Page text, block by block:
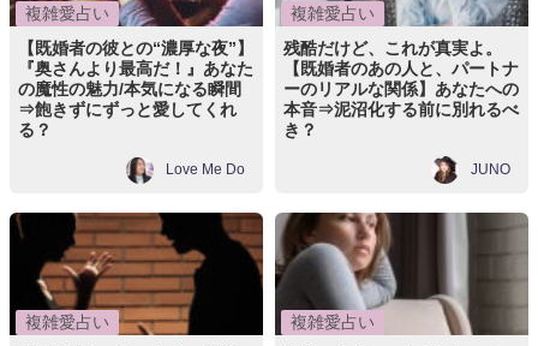
複雑愛占い
【既婚者の彼との“濃厚な夜”】
『奥さんより最高だ！』あなた
の魔性の魅力/本気になる瞬間
⇒飽きずにずっと愛してくれ
る？
Love Me Do
複雑愛占い
残酷だけど、これが真実よ。
【既婚者のあの人と、パートナ
ーのリアルな関係】あなたへの
本音⇒泥沼化する前に別れるべ
き？
JUNO
複雑愛占い
複雑愛占い